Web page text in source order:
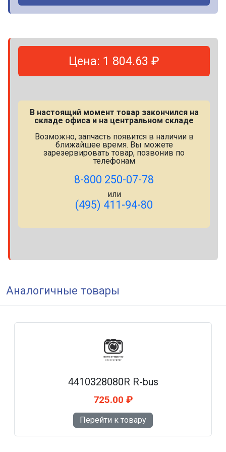
Цена: 1 804.63 ₽
В настоящий момент товар закончился на
складе офиса и на центральном складе
Возможно, запчасть появится в наличии в
ближайшее время. Вы можете
зарезервировать товар, позвонив по
телефонам
8-800 250-07-78
или
(495) 411-94-80
Аналогичные товары
4410328080R R-bus
725.00 ₽
Перейти к товару